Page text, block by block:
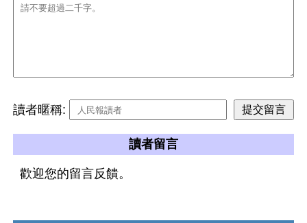
讀者暱稱:
讀者留言
歡迎您的留言反饋。